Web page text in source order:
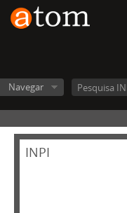
Navegar
INPI